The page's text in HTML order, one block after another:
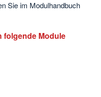
Sie im Modulhandbuch
folgende Module